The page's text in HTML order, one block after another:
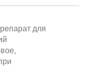
для